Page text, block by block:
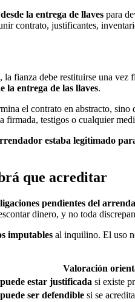
la entrega de llaves para
contrato, justificantes,
fianza debe restituirse una vez
la entrega de las llaves.
el contrato en abstracto,
firmada, testigos o cualquier
estaba legitimado
que acreditar
pendientes del
dinero, y no toda
imputables al inquilino. El uso
Valoración
puede estar justificada si existe
puede ser defendible si se